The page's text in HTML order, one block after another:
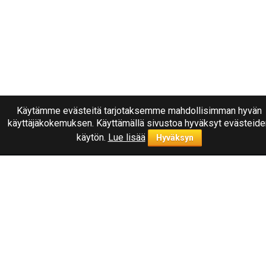
Käytämme evästeitä tarjotaksemme mahdollisimman hyvän
käyttäjäkokemuksen. Käyttämällä sivustoa hyväksyt
käytön. Lue lisää Hyväksyn